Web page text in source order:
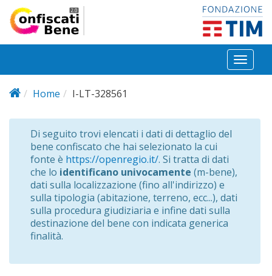
Salta al contenuto principale
Toggle
Home
I-LT-328561
Di seguito trovi elencati i dati di dettaglio del
bene confiscato che hai selezionato la cui
fonte è https://openregio.it/. Si tratta di dati
che lo identificano univocamente (m-bene),
dati sulla localizzazione (fino all'indirizzo) e
sulla tipologia (abitazione, terreno, ecc...), dati
sulla procedura giudiziaria e infine dati sulla
destinazione del bene con indicata generica
finalità.